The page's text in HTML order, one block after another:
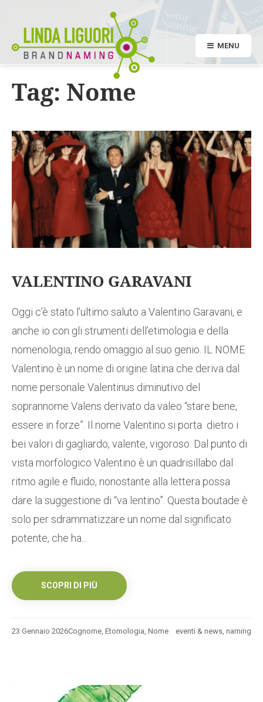
MENU
Tag: Nome
VALENTINO GARAVANI
Oggi c’è stato l’ultimo saluto a Valentino Garavani, e
anche io con gli strumenti dell’etimologia e della
nomenologia, rendo omaggio al suo genio. IL NOME
Valentino è un nome di origine latina che deriva dal
nome personale Valentinus diminutivo del
soprannome Valens derivato da valeo “stare bene,
essere in forze”. Il nome Valentino si porta dietro i
bei valori di gagliardo, valente, vigoroso. Dal punto di
vista morfologico Valentino è un quadrisillabo dal
ritmo agile e fluido, nonostante alla lettera possa
dare la suggestione di “va lentino”. Questa boutade è
solo per sdrammatizzare un nome dal significato
potente, che ha...
SCOPRI DI PIÙ
23 Gennaio 2026 eventi & news, naming
Cognome, Etomologia, Nome